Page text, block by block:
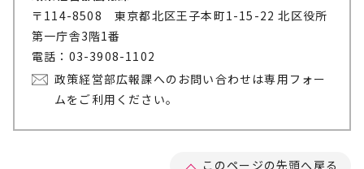
〒114-8508 東京都北区王子本町1-15-22 北区役所
第一庁舎3階1番
電話：03-3908-1102
政策経営部広報課へのお問い合わせは専用フォー
ムをご利用ください。
このページの先頭へ戻る